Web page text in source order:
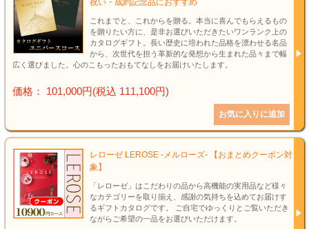
祝い・成約記念品におすすめ
これまでと、これからを贈る。本当に喜んでもらえるもの
を贈りたい方に、是非お選びいただきたいワンランク上の
カタログギフト。長い歴史に培われた品格を漂わせる名品
から、次世代を担う革新的な発想から生まれた品々まで幅
広く選びました。心のこもったおもてなしをお届けいたします。
価格： 101,000円(税込 111,100円)
レローゼ LEROSE -メルローズ- 【おまとめクーポン対
象】
「レローゼ」はこだわりの品から高機能の実用品など様々
なカテゴリーを取り揃え、感謝の気持ちを込めてお届けす
るギフトカタログです。 ご自宅でゆっくりとご覧いただき
ながらご希望の一品をお選びいただけます。